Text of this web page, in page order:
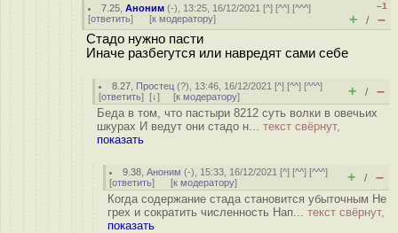
7.25 ,Аноним (-), 13:25, 16/12/2021 [^] [^^] [^^^]
[ответить] [к модератору]
–1
+ / –
Стадо нужно пасти
Иначе разбегутся или навредят сами себе
8.27 Простец (?), 13:46, 16/12/2021 [^] [^^] [^^^]
[ответить] [↓] [к модератору] + / –
Беда в том, что пастыри 8212 суть волки в овечьих
шкурах И ведут они стадо н... текст свёрнут,
показать
9.38 ,Аноним (-), 15:33, 16/12/2021 [^] [^^] [^^^]
[ответить] [к модератору] + / –
Когда содержание стада становится убыточным Не
грех и сократить численность Нап... текст свёрнут,
показать